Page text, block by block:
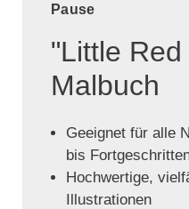
Pause
"Little
Malbuch
Geeignet für alle
bis
Hochwertige,
Illustrationen